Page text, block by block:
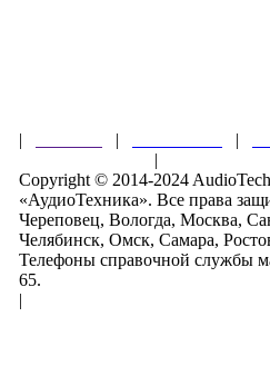
| | |
|
Copyright © 2014-2024
«АудиоТехника». Все права
Череповец, Вологда, Москва,
Челябинск, Омск, Самара,
Телефоны справочной службы
65.
|